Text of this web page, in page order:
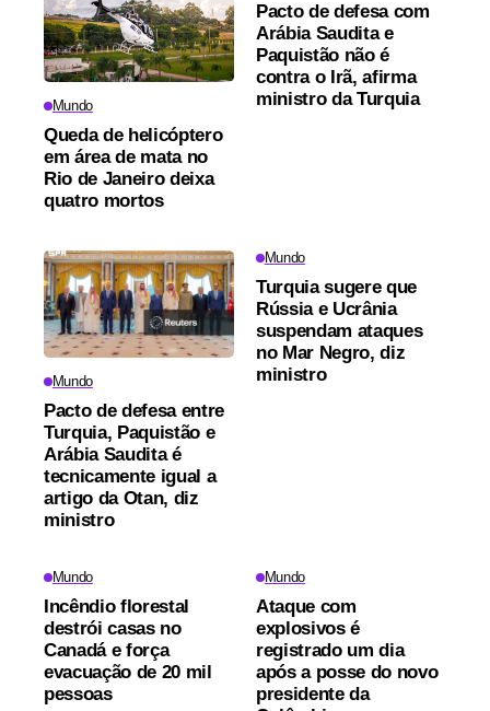
Mundo
Queda de helicóptero
em área de mata no
Rio de Janeiro deixa
quatro mortos
Pacto de defesa com
Arábia Saudita e
Paquistão não é
contra o Irã, afirma
ministro da Turquia
Mundo
Pacto de defesa entre
Turquia, Paquistão e
Arábia Saudita é
tecnicamente igual a
artigo da Otan, diz
ministro
Mundo
Turquia sugere que
Rússia e Ucrânia
suspendam ataques
no Mar Negro, diz
ministro
Mundo
Incêndio florestal
destrói casas no
Canadá e força
evacuação de 20 mil
pessoas
Mundo
Ataque com
explosivos é
registrado um dia
após a posse do novo
presidente da